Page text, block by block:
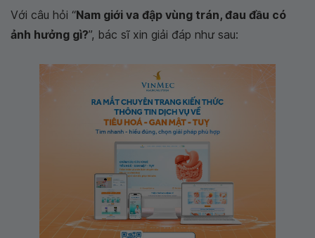
Với câu hỏi “Nam giới va đập vùng trán, đau đầu có
ảnh hưởng gì?”, bác sĩ xin giải đáp như sau: